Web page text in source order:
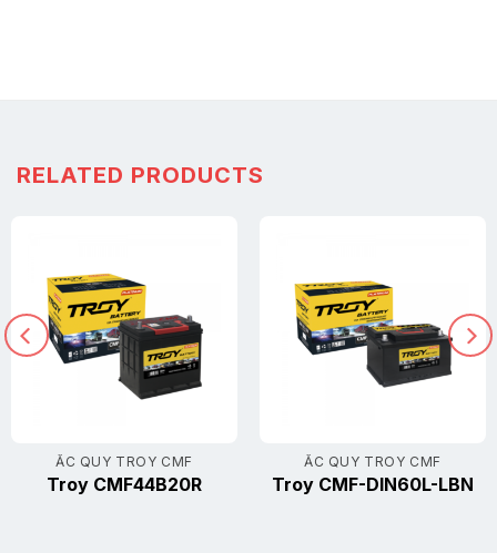
RELATED PRODUCTS
ẮC QUY TROY CMF
Troy CMF44B20R
ẮC QUY TROY CMF
Troy CMF-DIN60L-LBN